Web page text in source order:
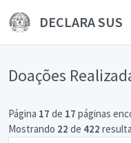
DECLARA SUS
Doações
Página 17 de 17 páginas
Mostrando 22 de 422